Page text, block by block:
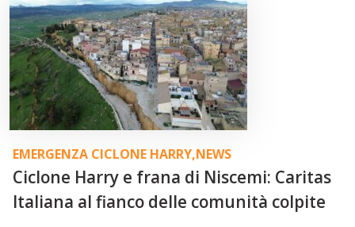
EMERGENZA CICLONE HARRY,NEWS
Ciclone Harry e frana di Niscemi: Caritas
Italiana al fianco delle comunità colpite